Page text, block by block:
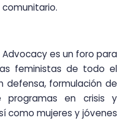
es un foro para
feministas de todo el
defensa, formulación de
programas en crisis y
como mujeres y jóvenes